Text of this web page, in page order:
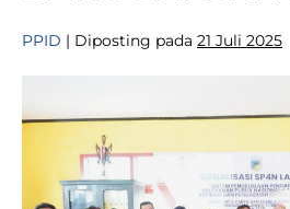
PPID | Diposting pada 21 Juli 2025